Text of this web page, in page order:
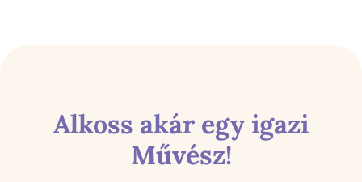
Alkoss akár egy igazi
Művész!